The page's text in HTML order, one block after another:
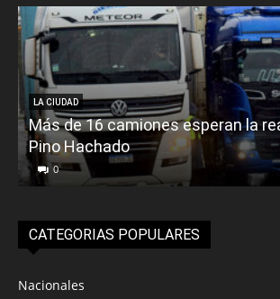
LA CIUDAD
Más de 16 camiones esperan la
Pino Hachado
0
CATEGORIAS POPULARES
Nacionales